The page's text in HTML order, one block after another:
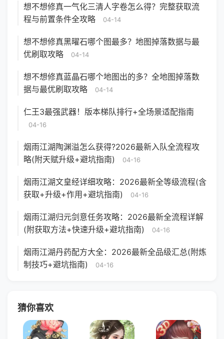
想不想修真一气化三清人字卷怎么得？完整获取流
程与前置条件全攻略
04-14
想不想修真黑曜石哪个图最多？地图掉落数据与最
优刷取攻略
04-14
想不想修真蓝晶石哪个地图出的多？全地图掉落数
据与最优刷取攻略
04-14
仁王3最强武器！版本梯队排行+全场景适配指南
04-16
烟雨江湖陶渊溢怎么获得?2026最新入队全流程攻
略(附天赋升级+避坑指南)
04-16
烟雨江湖文皇经详细攻略：2026最新全等级流程(含
获取+升级+作用+避坑指南)
04-16
烟雨江湖归元剑意任务攻略：2026最新全流程详解
(附获取方法+快速升级+避坑指南)
04-16
烟雨江湖丹药配方大全：2026最新全品级汇总(附炼
制技巧+避坑指南)
04-16
猜你喜欢